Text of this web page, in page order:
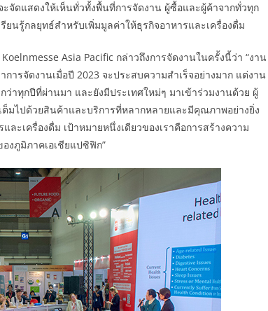
ดแสดงให้เห็นทั่วทั้งพื้นที่การจัดงาน ผู้ซื้อและผู้ค้าจากทั่วทุก
นรู้กลยุทธ์สำหรับเพิ่มมูลค่าให้ธุรกิจอาหารและเครื่องดื่ม
Asia Pacific กล่าวถึงการจัดงานในครั้งนี้ว่า “งาน
ารจัดงานเมื่อปี 2023 จะประสบความสำเร็จอย่างมาก แต่งาน
าทุกปีที่ผ่านมา และยังมีประเทศใหม่ๆ มาเข้าร่วมงานด้วย ผู้
ต็มไปด้วยสินค้าและบริการที่หลากหลายและมีคุณภาพอย่างยิ่ง
ะเครื่องดื่ม เป้าหมายหนึ่งเดียวของเราคือการสร้างความ
งภูมิภาคเอเชียแปซิฟิก”